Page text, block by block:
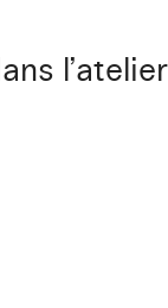
l’atelier